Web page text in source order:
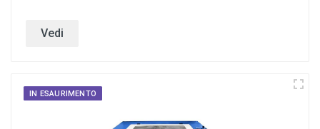
Vedi
IN ESAURIMENTO